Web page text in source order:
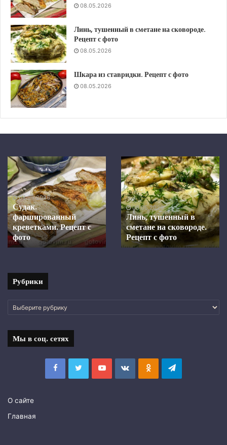
08.05.2026
Линь, тушенный в сметане на сковороде.
Рецепт с фото
08.05.2026
Шкара из ставридки. Рецепт с фото
08.05.2026
Шкара
из
ставридки.
Рецепт
с
фото08.05.2026
Шкара из ставридки.
Рецепт с фото
Скумбрия
в
средиземноморском
маринаде,
запеченная
в
духовке.
Рецепт
с
08.05.2026
Скумбрия в
средиземноморском
маринаде, запеченная в
духовке. Рецепт с фото
Рубрики
Рубрики
Мы в соц. сетях
FacebookTwitterYouTubevk.comОдноклассники
Telegram
О сайте
Главная